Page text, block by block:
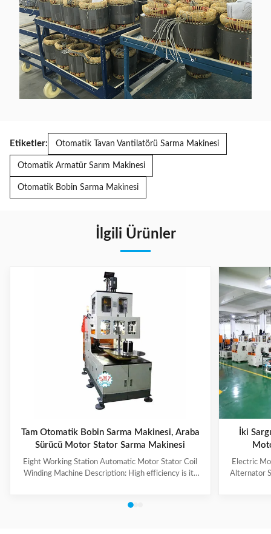
Etiketler: Otomatik Tavan Vantilatörü Sarma Makinesi
Otomatik Armatür Sarım Makinesi
Otomatik Bobin Sarma Makinesi
İlgili Ürünler
Tam Otomatik Bobin Sarma Makinesi, Araba
Sürücü Motor Stator Sarma Makinesi
Eight Working Station Automatic Motor Stator Coil
Winding Machine Description: High efficiency is its
transfer former orderly, especially suitable for high
İki
Electric
Alternator